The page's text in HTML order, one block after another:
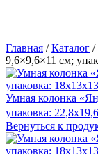
Главная /Каталог /
9,6×9,6×11 см;
Умная колонка
упаковка:
Вернуться к